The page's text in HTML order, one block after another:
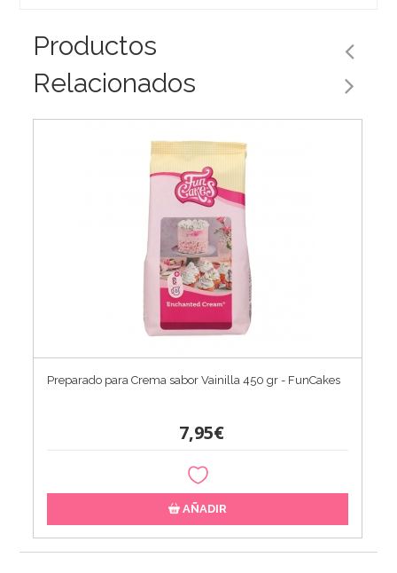
Productos
Relacionados
Preparado para Crema sabor Vainilla 450 gr - FunCakes
7,95€
AÑADIR